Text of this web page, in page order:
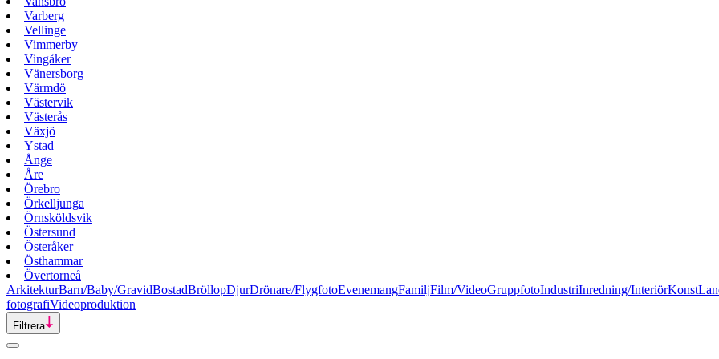
Varberg
Vellinge
Vimmerby
Vingåker
Vänersborg
Värmdö
Västervik
Västerås
Växjö
Ystad
Ånge
Åre
Örebro
Örkelljunga
Örnsköldsvik
Östersund
Österåker
Östhammar
Övertorneå
ArkitekturBarn/Baby/GravidBostadBröllopDjurDrönare/FlygfotoEvenemangFamiljFilm/VideoGruppfotoIndustriInredning/InteriörKonst
fotografiVideoproduktion
Filtrera